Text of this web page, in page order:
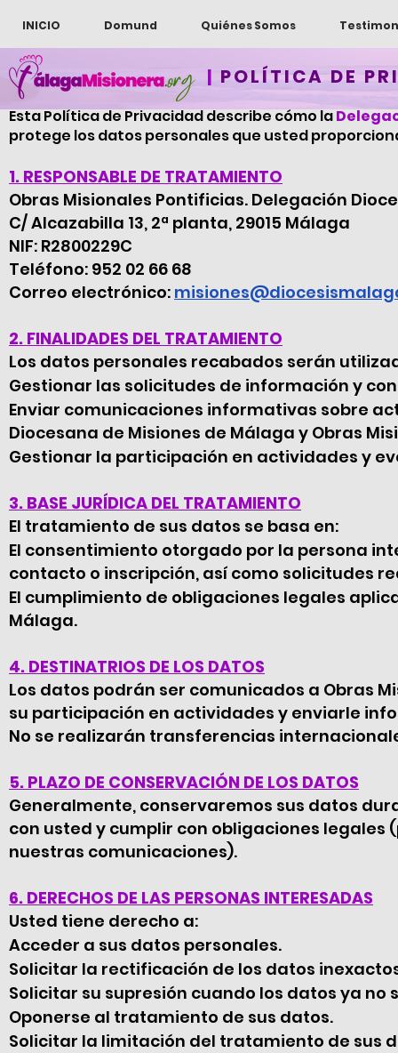
INICIO Domund Quiénes Somos
Última actualización:04de mayo de 2025
Esta Política de Privacidad describe cómo la
protege los datos personales que usted
1. RESPONSABLE DE TRATAMIENTO
Obras Misionales Pontificias. Delegación
C/ Alcazabilla 13, 2ª planta, 29015 Málaga
NIF: R2800229C
Teléfono: 952 02 66 68
Correo electrónico:
2. FINALIDADES DEL TRATAMIENTO
Los datos personales recabados serán
Gestionar las solicitudes de información y
Enviar comunicaciones informativas sobre
Diocesana de Misiones de Málaga y Obras
Gestionar la participación en actividades y
3. BASE JURÍDICA DEL TRATAMIENTO
El tratamiento de sus datos se basa en:
El consentimiento otorgado por la persona
contacto o inscripción, así como solicitudes
El cumplimiento de obligaciones legales
Málaga.
4. DESTINATRIOS DE LOS DATOS
Los datos podrán ser comunicados a Obras
su participación en actividades y enviarle
No se realizarán transferencias
5. PLAZO DE CONSERVACIÓN DE LOS DATOS
Generalmente, conservaremos sus datos
con usted y cumplir con obligaciones
nuestras comunicaciones).
6. DERECHOS DE LAS PERSONAS INTERESADAS
Usted tiene derecho a:
Acceder a sus datos personales.
Solicitar la rectificación de los datos
Solicitar su supresión cuando los datos ya
Oponerse al tratamiento de sus datos.
Solicitar la limitación del tratamiento de sus
| POLÍTICA DE PR